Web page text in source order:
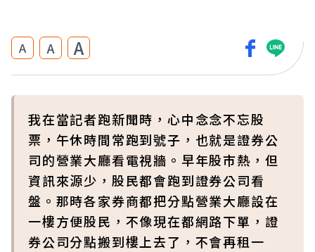
A A A
我在當記者跑新聞時，心中念念不忘股
票，午休時間常跑到號子，也就是證券公
司的營業大廳看電視牆。早年股市熱，但
資訊來源少，股民都會跑到證券公司看
盤。那時各家券商都把分點營業大廳設在
一樓方便股民，不像現在都網路下單，證
券公司分點搬到樓上去了，不會再租一